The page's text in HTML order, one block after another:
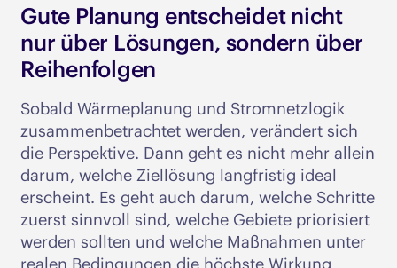
Gute Planung entscheidet nicht
nur über Lösungen, sondern über
Reihenfolgen
Sobald Wärmeplanung und Stromnetzlogik
zusammenbetrachtet werden, verändert sich
die Perspektive. Dann geht es nicht mehr allein
darum, welche Ziellösung langfristig ideal
erscheint. Es geht auch darum, welche Schritte
zuerst sinnvoll sind, welche Gebiete priorisiert
werden sollten und welche Maßnahmen unter